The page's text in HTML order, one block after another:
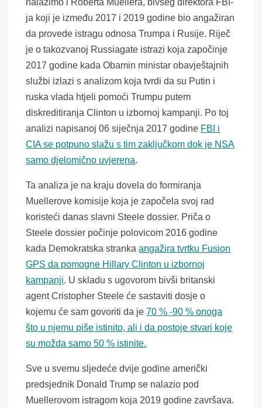
nalazimo i Roberta Muellera, bivšeg direktora FBI-
ja koji je između 2017 i 2019 godine bio angažiran
da provede istragu odnosa Trumpa i Rusije. Riječ
je o takozvanoj Russiagate istrazi koja započinje
2017 godine kada Obamin ministar obavještajnih
službi izlazi s analizom koja tvrdi da su Putin i
ruska vlada htjeli pomoći Trumpu putem
diskreditiranja Clinton u izbornoj kampanji. Po toj
analizi napisanoj 06 siječnja 2017 godine FBI i
CIA se potpuno slažu s tim zaključkom dok je NSA
samo djelomično uvjerena.
Ta analiza je na kraju dovela do formiranja
Muellerove komisije koja je započela svoj rad
koristeći danas slavni Steele dossier. Priča o
Steele dossier počinje polovicom 2016 godine
kada Demokratska strankaangažira tvrtku Fusion
GPS da pomogne Hillary Clinton u izbornoj
kampanji. U skladu s ugovorom bivši britanski
agent Cristopher Steele će sastaviti dosje o
kojemu će sam govoriti da je70 % -90 % onoga
što u njemu piše istinito, ali i da postoje stvari koje
su možda samo 50 % istinite.
Sve u svemu sljedeće dvije godine američki
predsjednik Donald Trump se nalazio pod
Muellerovom istragom koja 2019 godine završava.